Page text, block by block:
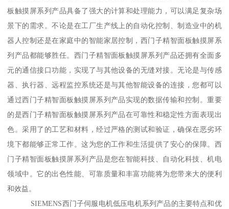
板触摸屏系列产品具备了强大的计算和处理能力，可以满足复杂场
景下的需求。不论是在工厂生产线上的自动化控制、制造业中的机
器人控制还是在家庭中的智能家居控制，西门子精智面板触摸屏系
列产品都能够胜任。西门子精智面板触摸屏系列产品还拥有全面多
元的通信接口功能，实现了与其他设备的无缝对接。无论是与传感
器、执行器、远程监控系统还是与其他智能设备的连接，您都可以
通过西门子精智面板触摸屏系列产品实现的数据传输和控制。重要
的是西门子精智面板触摸屏系列产品在可靠性和稳定性方面表现出
色。采用了的工艺和材料，经过严格的测试和验证，确保在恶劣环
境下都能够正常工作。这为您的工作和生活提供了安心的保障。西
门子精智面板触摸屏系列产品是您在智能科技、自动化科技、机电
领域中。它的出色性能、可靠质量和丰富功能将为您带来大的便利
和效益。
SIEMENS西门子伺服电机低压电机系列产品的主要特点和优